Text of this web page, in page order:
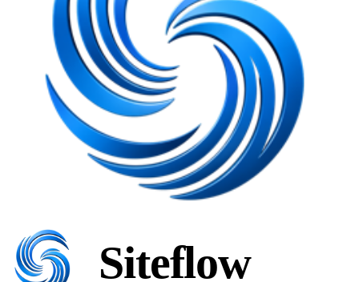
Siteflow